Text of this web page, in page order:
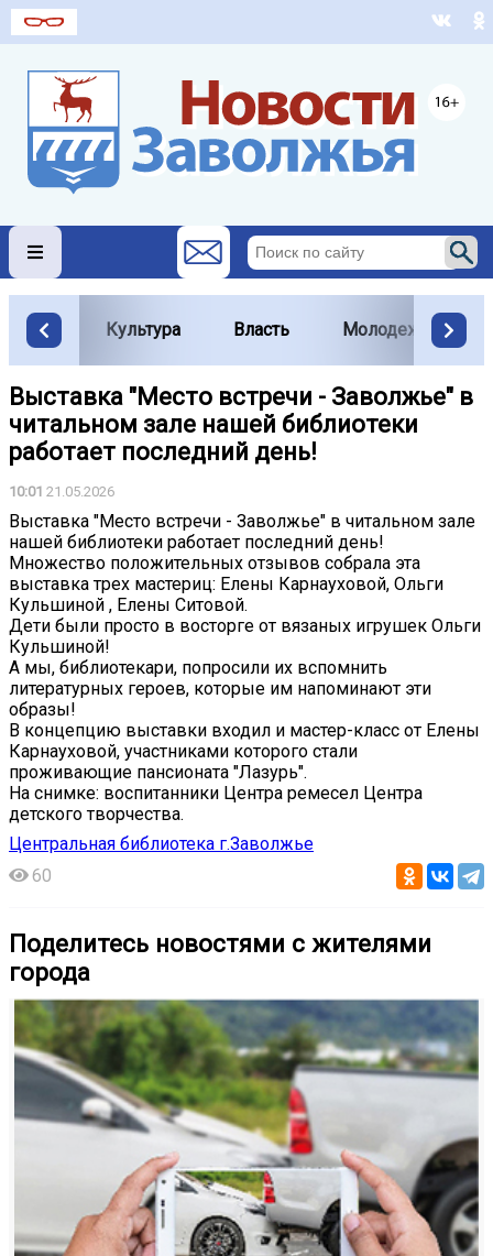
Культура Власть Молодежь
Выставка "Место встречи - Заволжье" в
читальном зале нашей библиотеки
работает последний день!
10:01 21.05.2026
Выставка "Место встречи - Заволжье" в читальном зале
нашей библиотеки работает последний день!
Множество положительных отзывов собрала эта
выставка трех мастериц: Елены Карнауховой, Ольги
Кульшиной , Елены Ситовой.
Дети были просто в восторге от вязаных игрушек Ольги
Кульшиной!
А мы, библиотекари, попросили их вспомнить
литературных героев, которые им напоминают эти
образы!
В концепцию выставки входил и мастер-класс от Елены
Карнауховой, участниками которого стали
проживающие пансионата "Лазурь".
На снимке: воспитанники Центра ремесел Центра
детского творчества.
Центральная библиотека г.Заволжье
60
Поделитесь новостями с жителями
города